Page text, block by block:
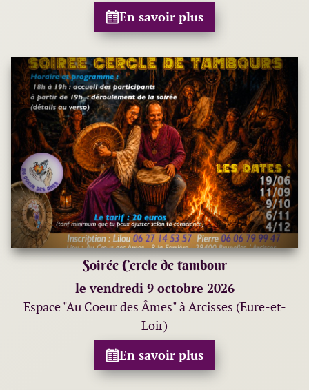
En savoir plus
Soirée Cercle de tambour
le vendredi 9 octobre 2026
Espace "Au Coeur des Âmes" à Arcisses (Eure-et-
Loir)
En savoir plus